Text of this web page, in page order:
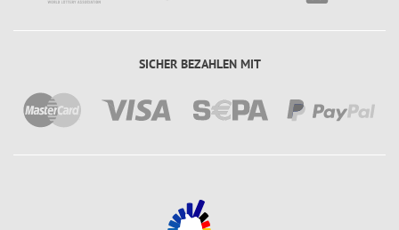
n
l
c
e
l
a
SICHER BEZAHLEN MIT